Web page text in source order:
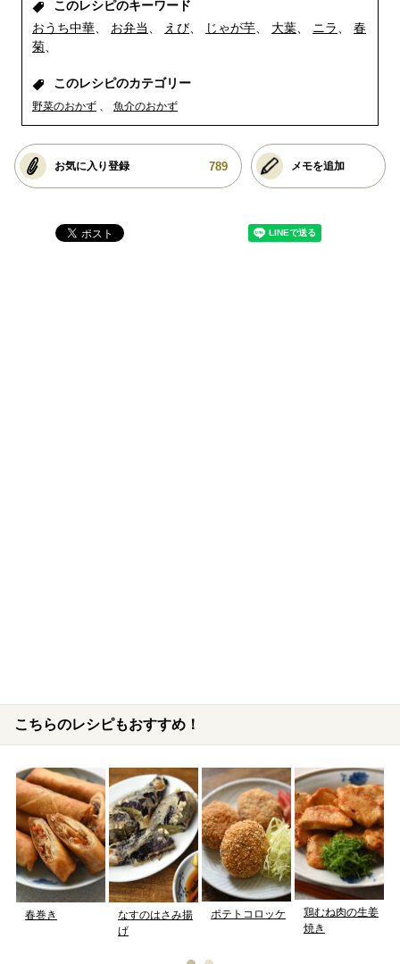
このレシピのキーワード
おうち中華
お弁当 えび じゃが芋 大葉 ニラ
春
菊
このレシピのカテゴリー
野菜のおかず 魚介のおかず
お気に入り登録 789 メモを追加
こちらのレシピもおすすめ！
春巻き
なすのはさみ揚
げ
ポテトコロッケ
鶏むね肉の生姜
焼き